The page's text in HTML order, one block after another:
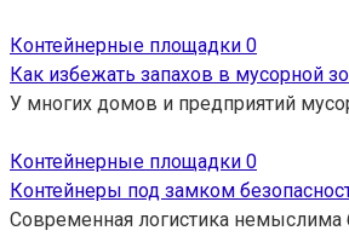
Контейнерные площадки 0
Как избежать запахов в мусорной
У многих домов и предприятий
Контейнерные площадки 0
Контейнеры под замком
Современная логистика немыслима